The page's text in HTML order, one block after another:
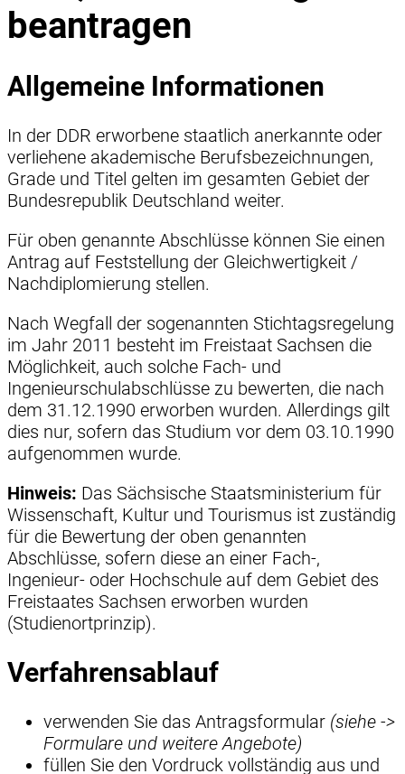
beantragen
Allgemeine Informationen
In der DDR erworbene staatlich anerkannte oder
verliehene akademische Berufsbezeichnungen,
Grade und Titel gelten im gesamten Gebiet der
Bundesrepublik Deutschland weiter.
Für oben genannte Abschlüsse können Sie einen
Antrag auf Feststellung der Gleichwertigkeit /
Nachdiplomierung stellen.
Nach Wegfall der sogenannten Stichtagsregelung
im Jahr 2011 besteht im Freistaat Sachsen die
Möglichkeit, auch solche Fach- und
Ingenieurschulabschlüsse zu bewerten, die nach
dem 31.12.1990 erworben wurden. Allerdings gilt
dies nur, sofern das Studium vor dem 03.10.1990
aufgenommen wurde.
Hinweis: Das Sächsische Staatsministerium für
Wissenschaft, Kultur und Tourismus ist zuständig
für die Bewertung der oben genannten
Abschlüsse, sofern diese an einer Fach-,
Ingenieur- oder Hochschule auf dem Gebiet des
Freistaates Sachsen erworben wurden
(Studienortprinzip).
Verfahrensablauf
verwenden Sie das Antragsformular (siehe ->
Formulare und weitere Angebote)
füllen Sie den Vordruck vollständig aus und